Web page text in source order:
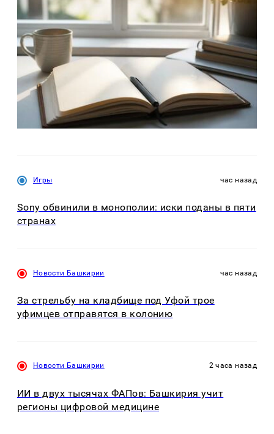
Игры час назад
Sony обвинили в монополии: иски поданы в пяти
странах
Новости Башкирии час назад
За стрельбу на кладбище под Уфой трое
уфимцев отправятся в колонию
Новости Башкирии 2 часа назад
ИИ в двух тысячах ФАПов: Башкирия учит
регионы цифровой медицине